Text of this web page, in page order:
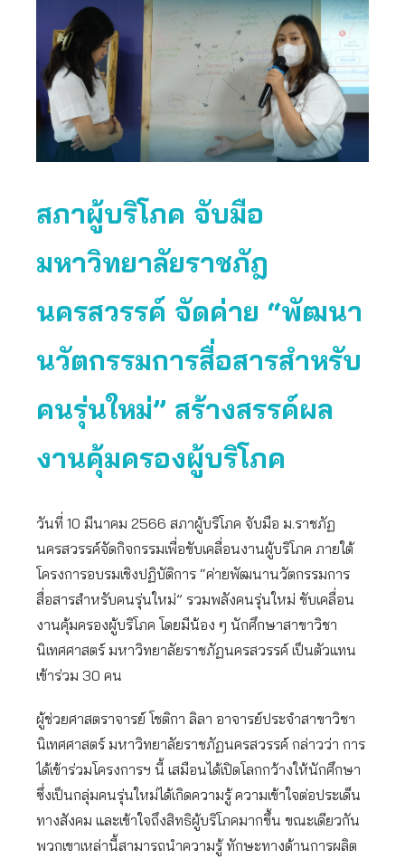
สภาผู้บริโภค จับมือ
มหาวิทยาลัยราชภัฎ
นครสวรรค์ จัดค่าย “พัฒนา
นวัตกรรมการสื่อสารสำหรับ
คนรุ่นใหม่” สร้างสรรค์ผล
งานคุ้มครองผู้บริโภค
วันที่ 10 มีนาคม 2566 สภาผู้บริโภค จับมือ ม.ราชภัฏ
นครสวรรค์จัดกิจกรรมเพื่อขับเคลื่อนงานผู้บริโภค ภายใต้
โครงการอบรมเชิงปฏิบัติการ “ค่ายพัฒนานวัตกรรมการ
สื่อสารสำหรับคนรุ่นใหม่” รวมพลังคนรุ่นใหม่ ขับเคลื่อน
งานคุ้มครองผู้บริโภค โดยมีน้อง ๆ นักศึกษาสาขาวิชา
นิเทศศาสตร์ มหาวิทยาลัยราชภัฏนครสวรรค์ เป็นตัวแทน
เข้าร่วม 30 คน
ผู้ช่วยศาสตราจารย์ โชติกา ลิลา อาจารย์ประจำสาขาวิชา
นิเทศศาสตร์ มหาวิทยาลัยราชภัฏนครสวรรค์ กล่าวว่า การ
ได้เข้าร่วมโครงการฯ นี้ เสมือนได้เปิดโลกกว้างให้นักศึกษา
ซึ่งเป็นกลุ่มคนรุ่นใหม่ได้เกิดความรู้ ความเข้าใจต่อประเด็น
ทางสังคม และเข้าใจถึงสิทธิผู้บริโภคมากขึ้น ขณะเดียวกัน
พวกเขาเหล่านี้สามารถนำความรู้ ทักษะทางด้านการผลิต